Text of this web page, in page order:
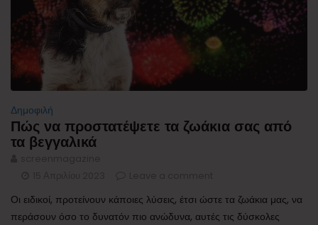
Δημοφιλή
Πώς να προστατέψετε τα ζωάκια σας από
τα βεγγαλικά
Οι ειδικοί, προτείνουν κάποιες λύσεις, έτσι ώστε τα ζωάκια μας, να
περάσουν όσο το δυνατόν πιο ανώδυνα, αυτές τις δύσκολες